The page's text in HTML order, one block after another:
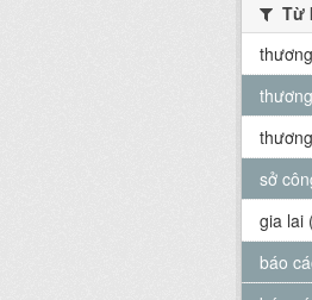
Từ
sở
gia lai
báo